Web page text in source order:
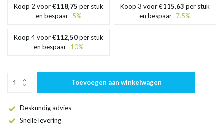
Koop 2 voor€118,75 per stuk
en bespaar -5%
Koop 3 voor€115,63 per stuk
en bespaar -7.5%
Koop 4 voor€112,50per stuk
en bespaar -10%
Toevoegen aan winkelwagen
Deskundig advies
Snelle levering